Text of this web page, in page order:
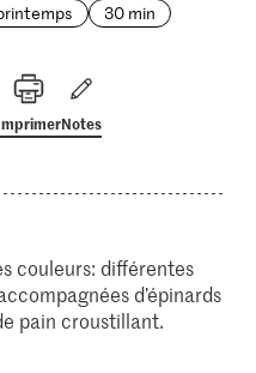
30 min
Notes
couleurs: différentes
d’épinards
pain croustillant.